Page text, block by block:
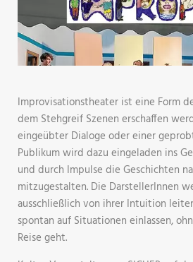
Improvisationstheater ist eine Form
dem Stehgreif Szenen erschaffen
eingeübter Dialoge oder einer
Publikum wird dazu eingeladen ins
und durch Impulse die Geschichten
mitzugestalten. Die DarstellerInnen
ausschließlich von ihrer Intuition
spontan auf Situationen einlassen,
Reise geht.